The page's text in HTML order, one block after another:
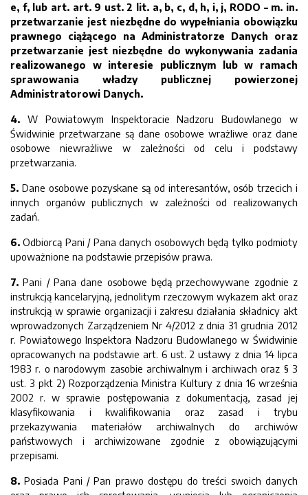
e, f, lub art. art. 9 ust. 2 lit. a, b, c, d, h, i, j, RODO – m. in.
przetwarzanie jest niezbędne do wypełniania obowiązku
prawnego ciążącego na Administratorze Danych oraz
przetwarzanie jest niezbędne do wykonywania zadania
realizowanego w interesie publicznym lub w ramach
sprawowania władzy publicznej powierzonej
Administratorowi Danych.
4. W Powiatowym Inspektoracie Nadzoru Budowlanego w
Świdwinie przetwarzane są dane osobowe wrażliwe oraz dane
osobowe niewrażliwe w zależności od celu i podstawy
przetwarzania.
5. Dane osobowe pozyskane są od interesantów, osób trzecich i
innych organów publicznych w zależności od realizowanych
zadań.
6. Odbiorcą Pani / Pana danych osobowych będą tylko podmioty
upoważnione na podstawie przepisów prawa.
7. Pani / Pana dane osobowe będą przechowywane zgodnie z
instrukcją kancelaryjną, jednolitym rzeczowym wykazem akt oraz
instrukcją w sprawie organizacji i zakresu działania składnicy akt
wprowadzonych Zarządzeniem Nr 4/2012 z dnia 31 grudnia 2012
r. Powiatowego Inspektora Nadzoru Budowlanego w Świdwinie
opracowanych na podstawie art. 6 ust. 2 ustawy z dnia 14 lipca
1983 r. o narodowym zasobie archiwalnym i archiwach oraz § 3
ust. 3 pkt 2) Rozporządzenia Ministra Kultury z dnia 16 września
2002 r. w sprawie postępowania z dokumentacją, zasad jej
klasyfikowania i kwalifikowania oraz zasad i trybu
przekazywania materiałów archiwalnych do archiwów
państwowych i archiwizowane zgodnie z obowiązującymi
przepisami.
8. Posiada Pani / Pan prawo dostępu do treści swoich danych